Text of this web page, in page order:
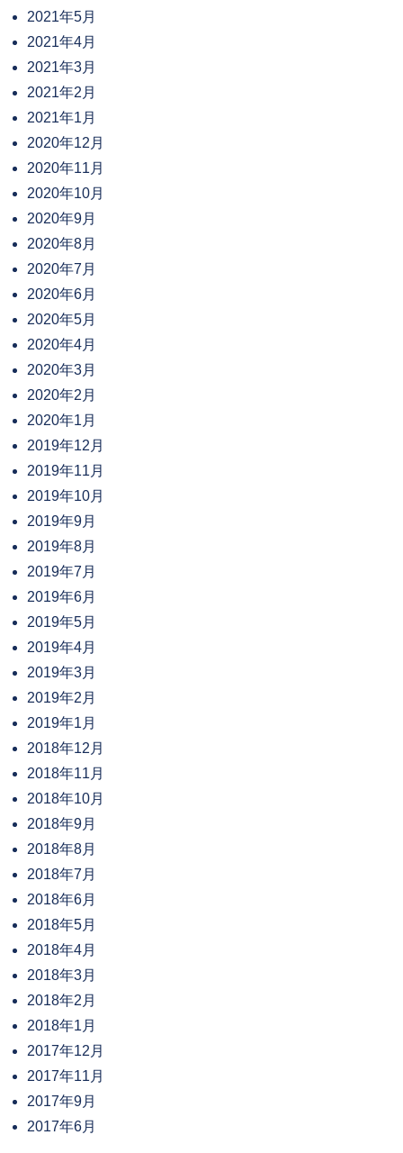
2021年5月
2021年4月
2021年3月
2021年2月
2021年1月
2020年12月
2020年11月
2020年10月
2020年9月
2020年8月
2020年7月
2020年6月
2020年5月
2020年4月
2020年3月
2020年2月
2020年1月
2019年12月
2019年11月
2019年10月
2019年9月
2019年8月
2019年7月
2019年6月
2019年5月
2019年4月
2019年3月
2019年2月
2019年1月
2018年12月
2018年11月
2018年10月
2018年9月
2018年8月
2018年7月
2018年6月
2018年5月
2018年4月
2018年3月
2018年2月
2018年1月
2017年12月
2017年11月
2017年9月
2017年6月